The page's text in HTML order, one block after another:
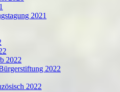
2021
2022
2022
2022